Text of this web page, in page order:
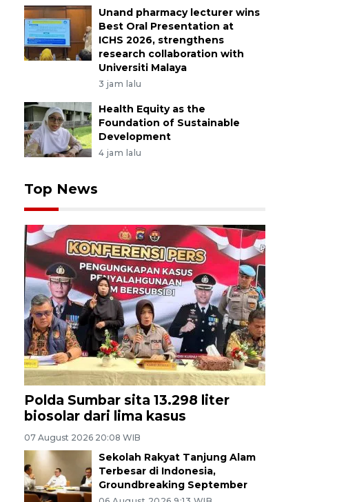
Unand pharmacy lecturer wins
Best Oral Presentation at
ICHS 2026, strengthens
research collaboration with
Universiti Malaya
3 jam lalu
Health Equity as the
Foundation of Sustainable
Development
4 jam lalu
Top News
Polda Sumbar sita 13.298 liter
biosolar dari lima kasus
07 August 2026 20:08 WIB
Sekolah Rakyat Tanjung Alam
Terbesar di Indonesia,
Groundbreaking September